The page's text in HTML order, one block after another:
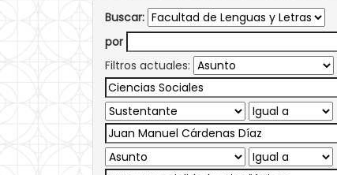
Buscar:
por
Filtros actuales: